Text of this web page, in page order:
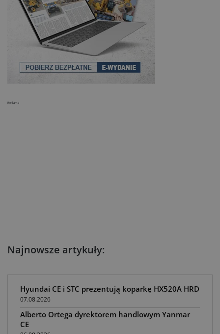
Najnowsze artykuły:
Hyundai CE i STC prezentują koparkę HX520A HRD
07.08.2026
Alberto Ortega dyrektorem handlowym Yanmar
CE
Reklama